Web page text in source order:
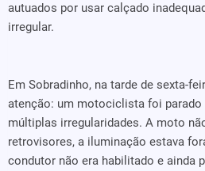
autuados por usar calçado
irregular.
Em Sobradinho, na tarde de sexta-
atenção: um motociclista foi
múltiplas irregularidades. A moto
retrovisores, a iluminação estava
condutor não era habilitado e ainda